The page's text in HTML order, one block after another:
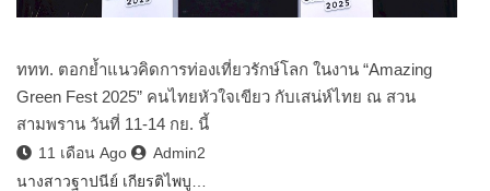
ททท. ตอกย้ำแนวคิดการท่องเที่ยวรักษ์โลก ในงาน “Amazing
Green Fest 2025” คนไทยหัวใจเขียว กับเสน่ห์ไทย ณ สวน
สามพราน วันที่ 11-14 กย. นี้
11 เดือน Ago
Admin2
นางสาวฐาปนีย์ เกียรติไพบู…